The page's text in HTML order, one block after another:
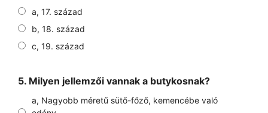
a, 17. század
b, 18. század
c, 19. század
5. Milyen jellemzői vannak a butykosnak?
a, Nagyobb méretű sütő-főző, kemencébe való